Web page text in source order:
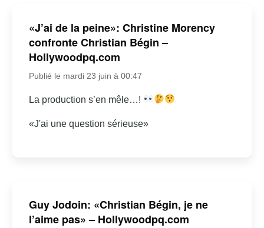
«J’ai de la peine»: Christine Morency
confronte Christian Bégin –
Hollywoodpq.com
Publié le mardi 23 juin à 00:47
La production s’en mêle…!
«J'ai une question sérieuse»
Guy Jodoin: «Christian Bégin, je ne
l’aime pas» – Hollywoodpq.com